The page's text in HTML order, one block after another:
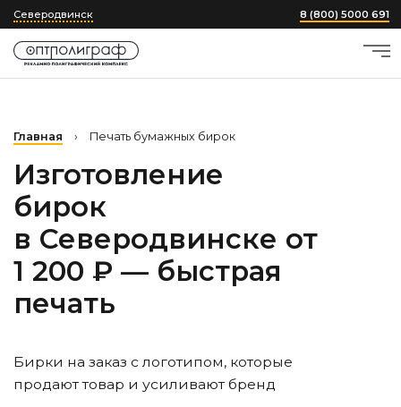
Северодвинск 8 (800) 5000 691
Главная › Печать бумажных бирок
Изготовление
бирок
в Северодвинске от
1 200 ₽ — быстрая
печать
Бирки на заказ с логотипом, которые
продают товар и усиливают бренд